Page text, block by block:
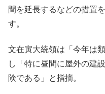
間を延長するなどの措置
す。
文在寅大統領は「今年は
し「特に昼間に屋外の建
険である」と指摘。